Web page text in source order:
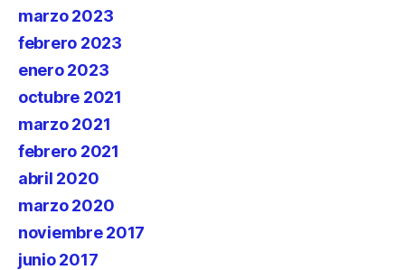
marzo 2023
febrero 2023
enero 2023
octubre 2021
marzo 2021
febrero 2021
abril 2020
marzo 2020
noviembre 2017
junio 2017